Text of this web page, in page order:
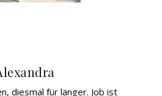
diesmal für länger. Job ist